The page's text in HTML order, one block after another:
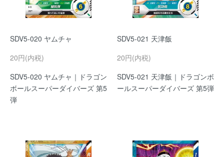
SDV5-020 ヤムチャ
20円(内税)
SDV5-020 ヤムチャ｜ドラゴン
ボールスーパーダイバーズ 第5
弾
SDV5-021 天津飯
20円(内税)
SDV5-021 天津飯｜ドラゴンボ
ールスーパーダイバーズ 第5弾